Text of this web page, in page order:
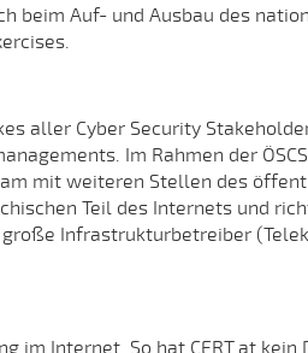
beim Auf- und Ausbau des
aller Cyber Security
Im Rahmen der
mit weiteren Stellen des
Teil des Internets und
Infrastrukturbetreiber
im Internet. So hat CERT.at